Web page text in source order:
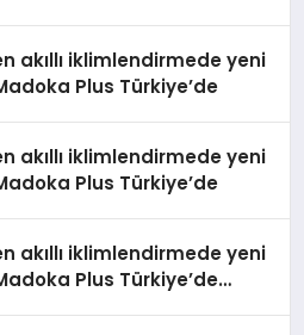
akıllı iklimlendirmede yeni
Plus Türkiye’de
akıllı iklimlendirmede yeni
Plus Türkiye’de
akıllı iklimlendirmede yeni
Plus Türkiye’de
dostu tasarımıyla